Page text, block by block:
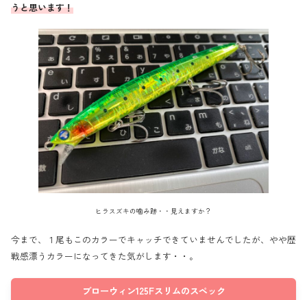
うと思います！
ヒラスズキの噛み跡・・見えますか？
今まで、１尾もこのカラーでキャッチできていませんでしたが、やや歴
戦感漂うカラーになってきた気がします・・。
ブローウィン125Fスリムのスペック